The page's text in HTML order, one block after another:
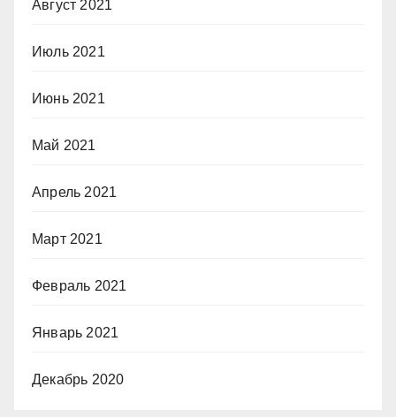
Август 2021
Июль 2021
Июнь 2021
Май 2021
Апрель 2021
Март 2021
Февраль 2021
Январь 2021
Декабрь 2020